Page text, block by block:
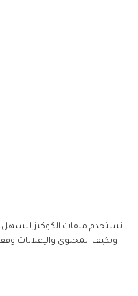
نستخدم ملفات الكوكيز لنسهل
ونكيف المحتوى والإعلانات